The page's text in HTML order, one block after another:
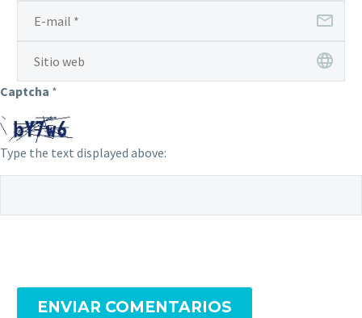
Captcha *
Type the text displayed above:
ENVIAR COMENTARIOS